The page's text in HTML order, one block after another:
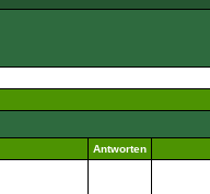
Antworten